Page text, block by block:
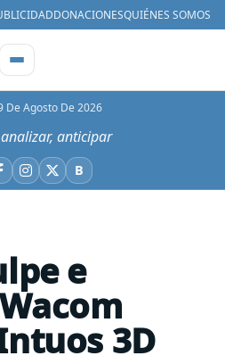
DONACIONESQUIÉNES SOMOS
De Agosto De 2026
anticipar
Instagram
X BBluesky
e
3D